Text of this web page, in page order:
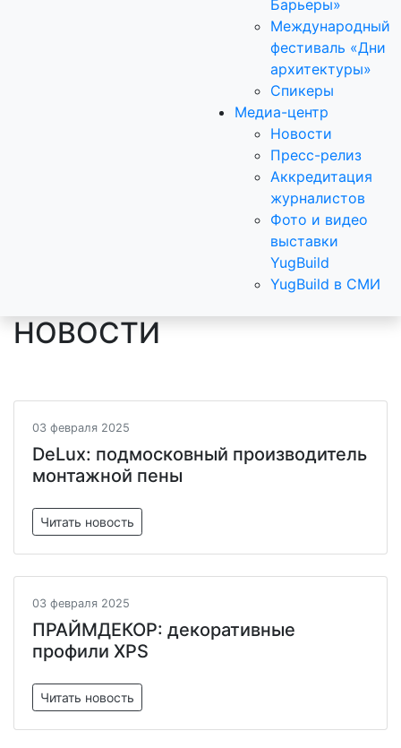
Барьеры»
Международный
фестиваль «Дни
архитектуры»
Спикеры
Медиа-центр
Новости
Пресс-релиз
Аккредитация
журналистов
Фото и видео
выставки
YugBuild
YugBuild в СМИ
НОВОСТИ
03 февраля 2025
DeLux: подмосковный производитель
монтажной пены
Читать новость
03 февраля 2025
ПРАЙМДЕКОР: декоративные
профили XPS
Читать новость